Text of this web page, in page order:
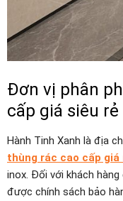
Đơn vị phân
cấp giá siêu rẻ
Hành Tinh Xanh là địa
thùng rác cao cấp giá
inox. Đối với khách
được chính sách bảo